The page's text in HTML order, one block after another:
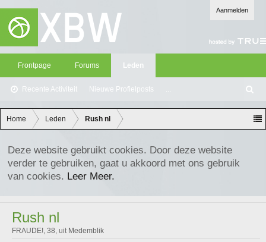
Aanmelden
Frontpage Forums Leden
Recente Activiteit Nieuwe Profielposts ...
oe
ke
n
Home Leden Rush nl
Deze website gebruikt cookies. Door deze website
verder te gebruiken, gaat u akkoord met ons gebruik
van cookies. Leer Meer.
Rush nl
FRAUDE!, 38, uit Medemblik